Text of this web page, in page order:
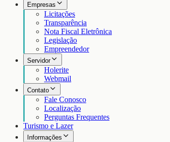
Empresas
Licitações
Transparência
Nota Fiscal Eletrônica
Legislação
Empreendedor
Servidor
Holerite
Webmail
Contato
Fale Conosco
Localização
Perguntas Frequentes
Turismo e Lazer
Informações